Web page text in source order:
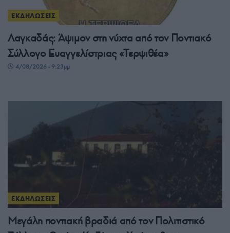
ΕΚΔΗΛΩΣΕΙΣ
Λαγκαδάς: Άψιμον στη νύχτα από τον Ποντιακό
Σύλλογο Ευαγγελίστριας «Τερψιθέα»
4/08/2026 - 9:23μμ
ΕΚΔΗΛΩΣΕΙΣ
Μεγάλη ποντιακή βραδιά από τον Πολιτιστικό